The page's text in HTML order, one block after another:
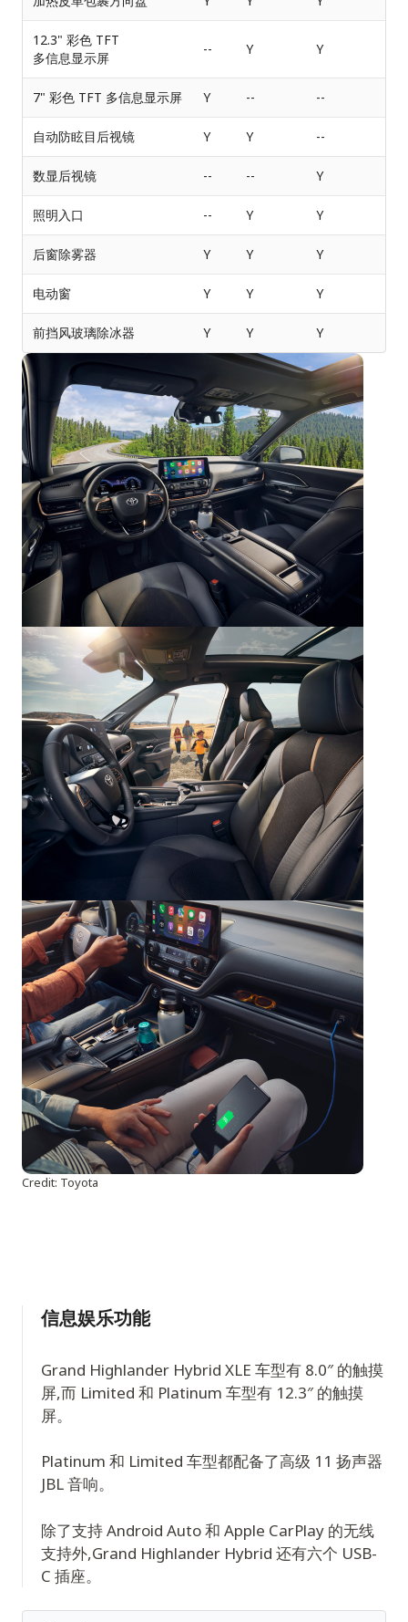
12.3" 彩色 TFT
多信息显示屏
-- Y Y
7" 彩色 TFT 多信息显示屏 Y -- --
自动防眩目后视镜 Y Y --
数显后视镜 -- -- Y
照明入口 -- Y Y
后窗除雾器 Y Y Y
电动窗 Y Y Y
前挡风玻璃除冰器 Y Y Y
Credit: Toyota
信息娱乐功能
Grand Highlander Hybrid XLE 车型有 8.0″ 的触摸
屏,而 Limited 和 Platinum 车型有 12.3″ 的触摸
屏。
Platinum 和 Limited 车型都配备了高级 11 扬声器
JBL 音响。
除了支持 Android Auto 和 Apple CarPlay 的无线
支持外,Grand Highlander Hybrid 还有六个 USB-
C 插座。